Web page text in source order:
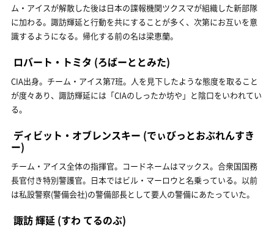
ム・アイスが解散した後は日本の諜報機関ツクスマが組織した新部隊
に加わる。諏訪輝延と行動を共にすることが多く、次第にお互いを意
識するようになる。帰化する前の名は梁恵蘭。
ロバート・トミタ (ろばーととみた)
CIA出身。チーム・アイス第7班。人を見下したような態度を取ること
が度々あり、諏訪輝延には「CIAのしったか坊や」と陰口をいわれてい
る。
ディビット・オブレンスキー (でぃびっとおぶれんすき
ー)
チーム・アイス全体の指揮官。コードネームはマックス。合衆国国務
長官付き特別警護官。日本ではビル・マーロウと名乗っている。以前
は私設警察(警備会社)の警備部長として要人の警備にあたっていた。
諏訪 輝延 (すわ てるのぶ)